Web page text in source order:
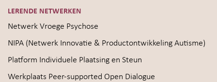
LERENDE NETWERKEN
Netwerk Vroege Psychose
NIPA (Netwerk Innovatie & Productontwikkeling Autisme)
Platform Individuele Plaatsing en Steun
Werkplaats Peer-supported Open Dialogue